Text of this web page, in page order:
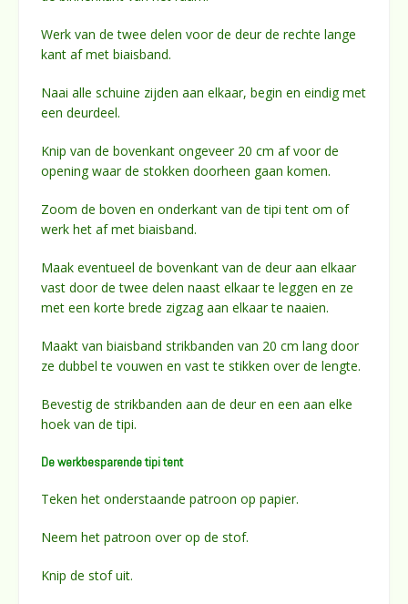
Werk van de twee delen voor de deur de rechte lange
kant af met biaisband.
Naai alle schuine zijden aan elkaar, begin en eindig met
een deurdeel.
Knip van de bovenkant ongeveer 20 cm af voor de
opening waar de stokken doorheen gaan komen.
Zoom de boven en onderkant van de tipi tent om of
werk het af met biaisband.
Maak eventueel de bovenkant van de deur aan elkaar
vast door de twee delen naast elkaar te leggen en ze
met een korte brede zigzag aan elkaar te naaien.
Maakt van biaisband strikbanden van 20 cm lang door
ze dubbel te vouwen en vast te stikken over de lengte.
Bevestig de strikbanden aan de deur en een aan elke
hoek van de tipi.
De werkbesparende tipi tent
Teken het onderstaande patroon op papier.
Neem het patroon over op de stof.
Knip de stof uit.